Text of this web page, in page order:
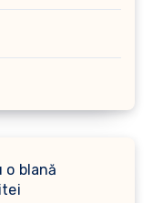
blană